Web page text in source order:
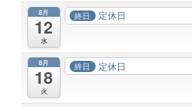
8月
12
水
終日 定休日
8月
18
火
終日 定休日